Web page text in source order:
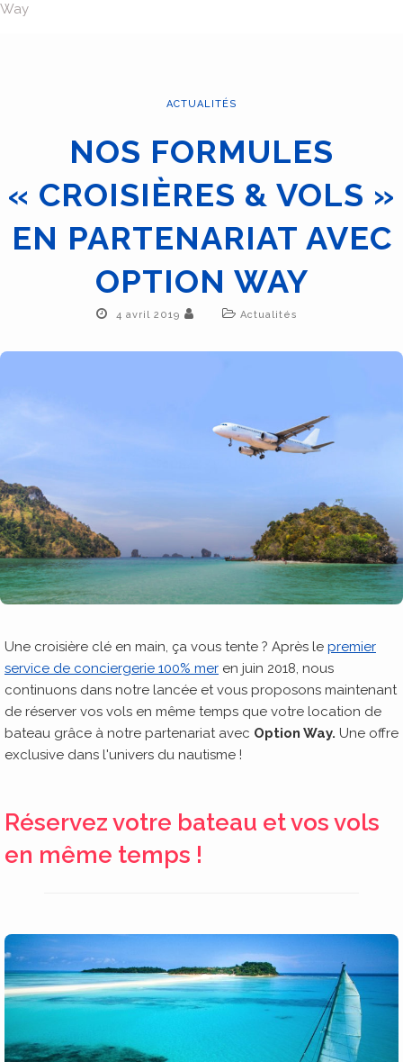
Way
ACTUALITÉS
NOS FORMULES
« CROISIÈRES & VOLS »
EN PARTENARIAT AVEC
OPTION WAY
4 avril 2019 Actualités
Une croisière clé en main, ça vous tente ? Après le premier
service de conciergerie 100% mer en juin 2018, nous
continuons dans notre lancée et vous proposons maintenant
de réserver vos vols en même temps que votre location de
bateau grâce à notre partenariat avec Option Way. Une offre
exclusive dans l'univers du nautisme !
Réservez votre bateau et vos vols
en même temps !